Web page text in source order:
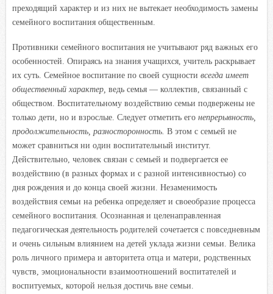
преходящий характер и из них не вытекает необходимость замены
семейного воспитания общественным.
Противники семейного воспитания не учитывают ряд важных его
особенностей. Опираясь на знания учащихся, учитель раскрывает
их суть. Семейное воспитание по своей сущности всегда имеет
общественный характер ведь семья — коллектив, связанный с
обществом. Воспитательному воздействию семьи подвержены не
только дети, но и взрослые. Следует отметить его непрерывность,
продолжительность, разносторонность. В этом с семьей не
может сравниться ни один воспитательный институт.
Действительно, человек связан с семьей и подвергается ее
воздействию (в разных формах и с разной интенсивностью) со
дня рождения и до конца своей жизни. Незаменимость
воздействия семьи на ребенка определяет и своеобразие процесса
семейного воспитания. Осознанная и целенаправленная
педагогическая деятельность родителей сочетается с повседневным
и очень сильным влиянием на детей уклада жизни семьи. Велика
роль личного примера и авторитета отца и матери, родственных
чувств, эмоциональности взаимоотношений воспитателей и
воспитуемых, которой нельзя достичь вне семьи.